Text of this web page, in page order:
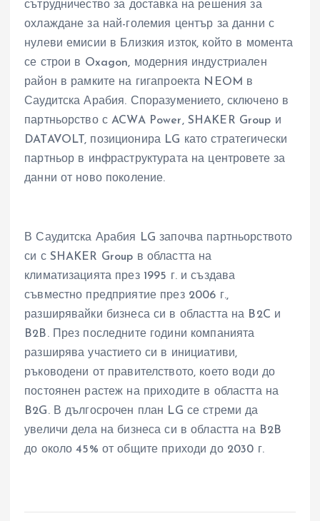
сътрудничество за доставка на решения за
охлаждане за най-големия център за данни с
нулеви емисии в Близкия изток, който в момента
се строи в Oxagon, модерния индустриален
район в рамките на гигапроекта NEOM в
Саудитска Арабия. Споразумението, сключено в
партньорство с ACWA Power, SHAKER Group и
DATAVOLT, позиционира LG като стратегически
партньор в инфраструктурата на центровете за
данни от ново поколение.
В Саудитска Арабия LG започва партньорството
си с SHAKER Group в областта на
климатизацията през 1995 г. и създава
съвместно предприятие през 2006 г.,
разширявайки бизнеса си в областта на B2C и
B2B. През последните години компанията
разширява участието си в инициативи,
ръководени от правителството, което води до
постоянен растеж на приходите в областта на
B2G. В дългосрочен план LG се стреми да
увеличи дела на бизнеса си в областта на B2B
до около 45% от общите приходи до 2030 г.